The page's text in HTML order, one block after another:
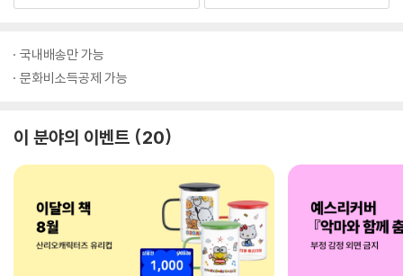
국내배송만 가능
문화비소득공제 가능
이 분야의 이벤트 20